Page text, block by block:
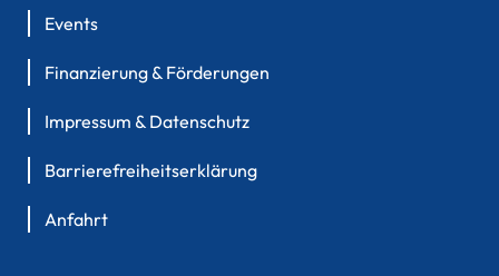
Events
Finanzierung & Förderungen
Impressum & Datenschutz
Barrierefreiheitserklärung
Anfahrt